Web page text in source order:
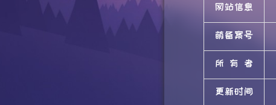
网站信息
萌备案号
所有者
更新时间